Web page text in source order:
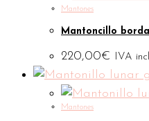
Mantones
Mantoncillo
220,00€ IVA
Mantones